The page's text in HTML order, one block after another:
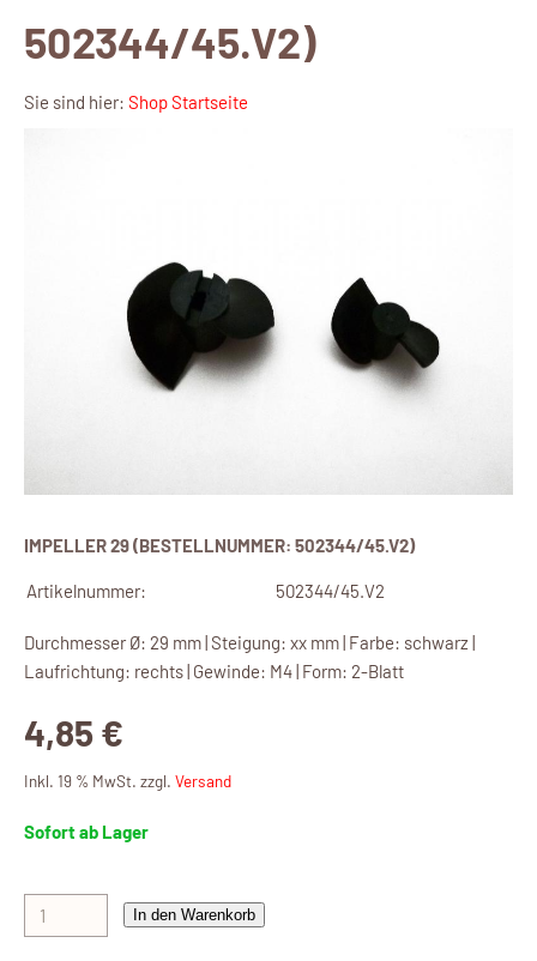
502344/45.V2)
Sie sind hier: Shop Startseite
IMPELLER 29 (BESTELLNUMMER: 502344/45.V2)
Artikelnummer: 502344/45.V2
Durchmesser Ø: 29 mm | Steigung: xx mm | Farbe: schwarz |
Laufrichtung: rechts | Gewinde: M4 | Form: 2-Blatt
4,85 €
Inkl. 19 % MwSt. zzgl. Versand
Sofort ab Lager
In den Warenkorb